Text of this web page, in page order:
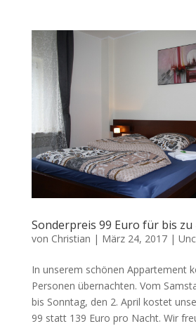
Sonderpreis 99 Euro für bis zu
von Christian | März 24, 2017|
In unserem schönen Appartement
Personen übernachten. Vom
bis Sonntag, den 2. April kostet
99 statt 139 Euro pro Nacht. Wir